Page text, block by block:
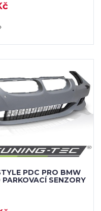
PDC PRO BMW
SENZORY